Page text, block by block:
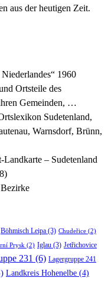
aus der heutigen Zeit.
1960
Ortsteile des
Gemeinden, …
Sudetenland,
Warnsdorf, Brünn,
Landkarte – Sudetenland
Böhmisch Leipa (3) Chudeřice (2)
Prysk (2) Iglau (3) Jetřichovice
231 (6) Lagergruppe 241
Landkreis Hohenelbe (4)